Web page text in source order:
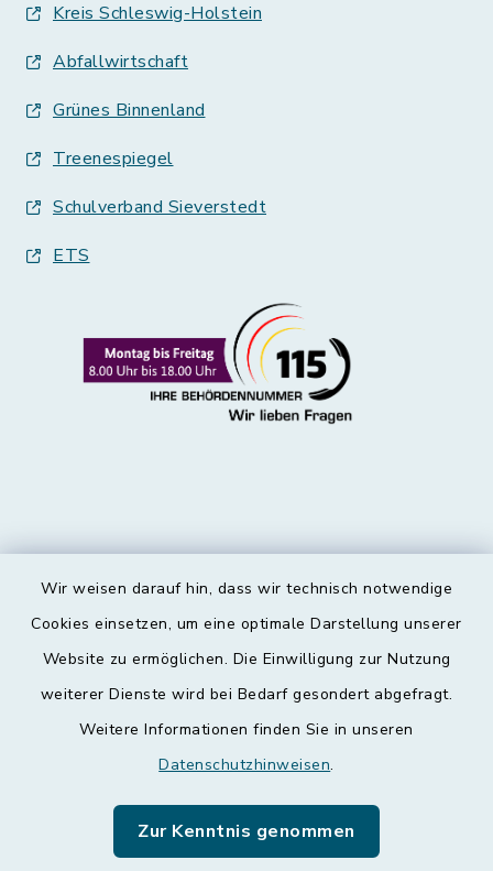
Wir weisen darauf hin, dass wir technisch notwendige
Cookies einsetzen, um eine optimale Darstellung unserer
Website zu ermöglichen. Die Einwilligung zur Nutzung
weiterer Dienste wird bei Bedarf gesondert abgefragt.
Weitere Informationen finden Sie in unseren
Datenschutzhinweisen.
Zur Kenntnis genommen
Kreis Schleswig-Holstein
Abfallwirtschaft
Grünes Binnenland
Treenespiegel
Schulverband Sieverstedt
ETS
Kontakt
Datenschutz
Leichte Sprache